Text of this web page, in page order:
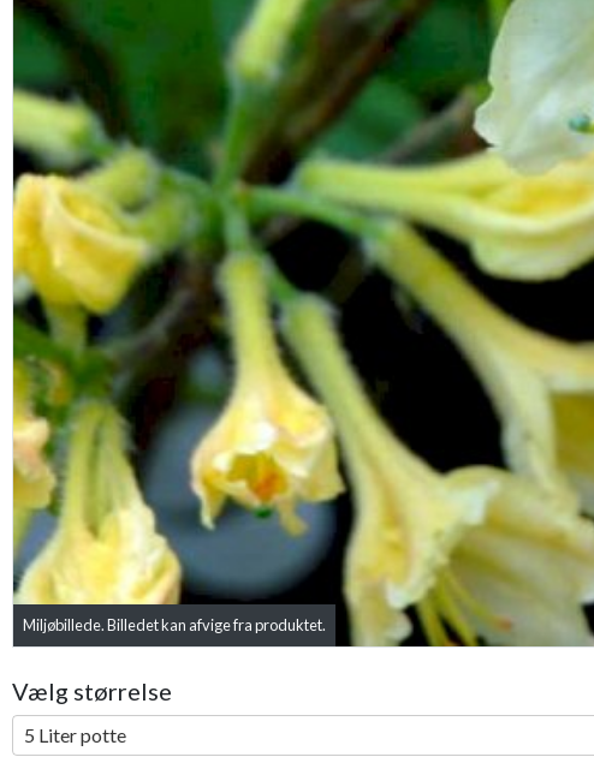
Miljøbillede. Billedet kan afvige fra produktet.
Vælg størrelse
5 Liter potte